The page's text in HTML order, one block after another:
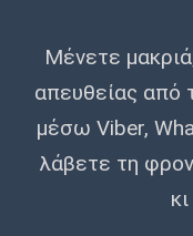
Μένετε
απευθείας από
μέσω Viber,
λάβετε τη